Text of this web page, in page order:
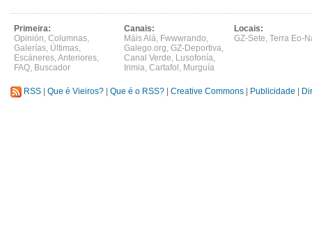
Primeira:
Opinión, Columnas,
Galerías, Últimas,
Escáneres,Anteriores,
FAQ, Buscador
Canais:
Máis Alá, Fwwwrando,
Galego.org, GZ-Deportiva,
Canal Verde, Lusofonía,
Irimia, Cartafol , Murguía
Locais:
GZ-Sete, Terra Eo-
RSS Que é Vieiros? Que é o RSS? Creative Commons Publicidade